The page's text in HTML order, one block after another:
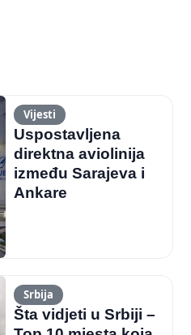
Vijesti
Uspostavljena
direktna aviolinija
između Sarajeva i
Ankare
Srbija
Šta vidjeti u Srbiji –